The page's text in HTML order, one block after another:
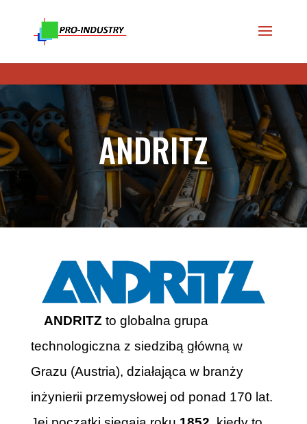
ANDRITZ
ANDRITZ to globalna grupa
technologiczna z siedzibą główną w
Grazu (Austria), działająca w branży
inżynierii przemysłowej od ponad 170 lat.